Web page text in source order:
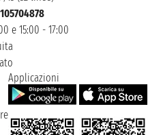
e 15:00 - 17:00
Applicazioni